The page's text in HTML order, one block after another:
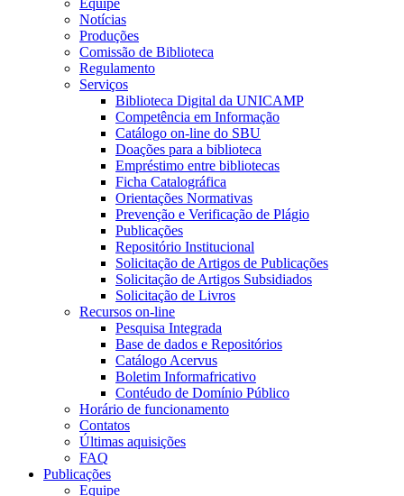
Equipe
Notícias
Produções
Comissão de Biblioteca
Regulamento
Serviços
Biblioteca Digital da UNICAMP
Competência em Informação
Catálogo on-line do SBU
Doações para a biblioteca
Empréstimo entre bibliotecas
Ficha Catalográfica
Orientações Normativas
Prevenção e Verificação de Plágio
Publicações
Repositório Institucional
Solicitação de Artigos de Publicações
Solicitação de Artigos Subsidiados
Solicitação de Livros
Recursos on-line
Pesquisa Integrada
Base de dados e Repositórios
Catálogo Acervus
Boletim Informafricativo
Contéudo de Domínio Público
Horário de funcionamento
Contatos
Últimas aquisições
FAQ
Publicações
Equipe